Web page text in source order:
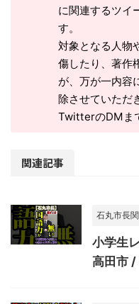
に関連するツイ
す。
対象となる人物
傷したり、著作
が、万が一内容
除させていただ
TwitterのDMま
関連記事
石丸市長
小学生
高田市 /